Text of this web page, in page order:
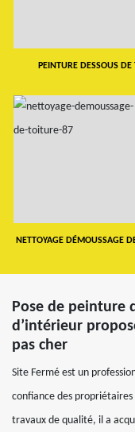
PEINTURE DESSOUS DE
NETTOYAGE DÉMOUSSAGE
Pose de peinture
d’intérieur
pas cher
Site Fermé est un
confiance des propriétaires
travaux de qualité, il a